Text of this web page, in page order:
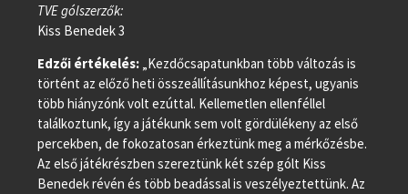
TVE gólszerzők:
Kiss Benedek 3
Edzői értékelés: „Kezdőcsapatunkban több változás is
történt az előző heti összeállításunkhoz képest, ugyanis
több hiányzónk volt ezúttal. Kellemetlen ellenféllel
találkoztunk, így a játékunk sem volt gördülékeny az első
percekben, de fokozatosan érkeztünk meg a mérkőzésbe.
Az első játékrészben szereztünk két szép gólt Kiss
Benedek révén és több beadással is veszélyeztettünk. Az